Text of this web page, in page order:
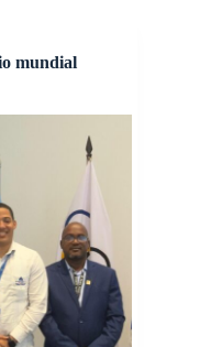
mundial